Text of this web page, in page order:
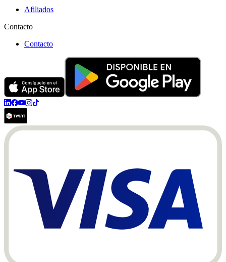
Afiliados
Contacto
Contacto